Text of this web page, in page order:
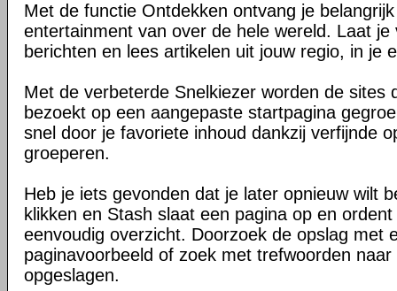
Met de functie Ontdekken ontvang je
entertainment van over de hele wereld. Laat je
berichten en lees artikelen uit jouw regio, in je
Met de verbeterde Snelkiezer worden de sites
bezoekt op een aangepaste startpagina
snel door je favoriete inhoud dankzij verfijnde
groeperen.
Heb je iets gevonden dat je later opnieuw wilt
klikken en Stash slaat een pagina op en ordent
eenvoudig overzicht. Doorzoek de opslag met
paginavoorbeeld of zoek met trefwoorden
opgeslagen.